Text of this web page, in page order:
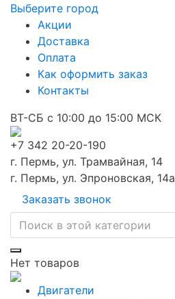
Выберите город
Акции
Доставка
Оплата
Как оформить заказ
Контакты
ВТ-СБ с 10:00 до 15:00 МСК
+7 342 20-20-190
г. Пермь, ул. Трамвайная, 14
г. Пермь, ул. Эпроновская, 14а
Заказать звонок
Нет товаров
Двигатели